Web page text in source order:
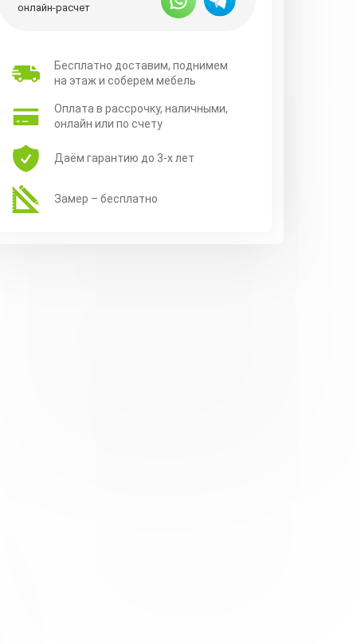
онлайн-расчет
Бесплатно доставим, поднимем
на этаж и соберем мебель
Оплата в рассрочку, наличными,
онлайн или по счету
Даём гарантию до 3-х лет
Замер – бесплатно